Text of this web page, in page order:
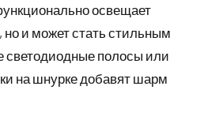
освещает
и может стать стильным
светодиодные полосы или
на шнурке добавят шарм